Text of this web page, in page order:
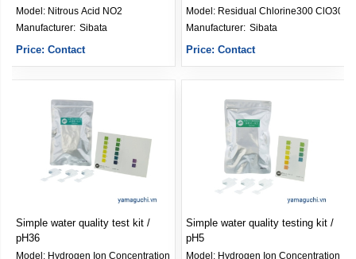
Model: Nitrous Acid NO2
Sibata
Price: Contact
Model: Residual Chlorine300 ClO300
Manufacturer: Sibata
Price: Contact
pH48
Simple water quality test kit /
pH36
Model: Hydrogen Ion Concentration pH36
Simple water quality testing kit /
pH5
Model: Hydrogen Ion Concentration